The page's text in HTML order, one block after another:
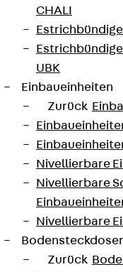
CHALI
UBK
Einbaueinheiten
Zurück
Nivellierbare
Nivellierbare
Nivellierbare
Zurück